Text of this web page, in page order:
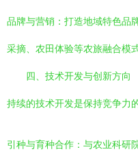
品牌与营销：打造地域特色品
采摘、农田体验等农旅融合模
四、技术开发与创新方向
持续的技术开发是保持竞争力
引种与育种合作：与农业科研